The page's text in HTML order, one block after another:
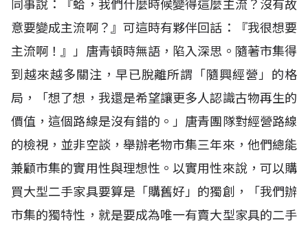
同事說：『蛤，我們什麼時候變得這麼主流？沒有故
意要變成主流啊？』可這時有夥伴回話：『我很想要
主流啊！』」唐青頓時無語，陷入深思。隨著市集得
到越來越多關注，早已脫離所謂「隨興經營」的格
局，「想了想，我還是希望讓更多人認識古物再生的
價值，這個路線是沒有錯的。」唐青團隊對經營路線
的檢視，並非空談，舉辦老物市集三年來，他們總能
兼顧市集的實用性與理想性。以實用性來說，可以購
買大型二手家具要算是「購舊好」的獨創，「我們辦
市集的獨特性，就是要成為唯一有賣大型家具的二手